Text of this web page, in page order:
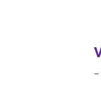
–